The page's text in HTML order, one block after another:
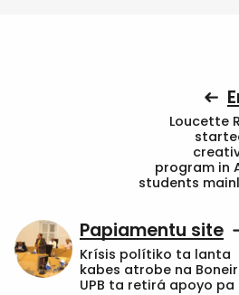
Loucette
program in
students
Papiamentu site
Krísis polítiko ta lanta
kabes atrobe na
UPB ta retirá apoyo pa